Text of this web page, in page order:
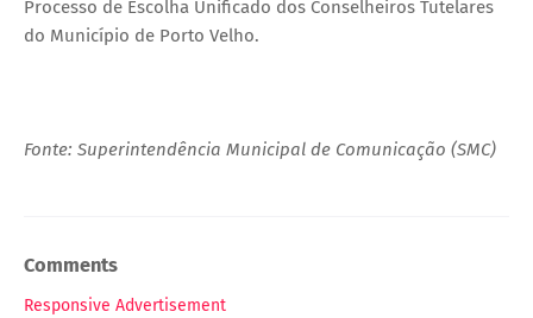
Processo de Escolha Unificado dos Conselheiros Tutelares
do Município de Porto Velho.
Fonte: Superintendência Municipal de Comunicação (SMC)
Comments
Responsive Advertisement